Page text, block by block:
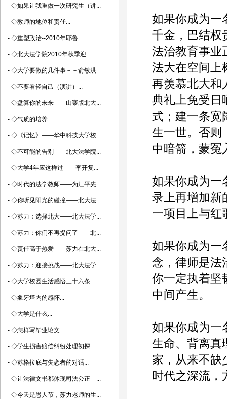
如果你成为一
千金，巴结权
法治教育事业
法大在空间上
再羡慕北大和
典礼上免受日
式；建一条宽
生一世。否则
中暗箭，蒙冤
如果你成为一
录上再增加新
一项目上与红
如果你成为一
念，律师是法
你一定执着坚
中间产生。
如果你成为一
生命、背离真
家，从来不缺
时代之深流，
- ◇如果让我重做一次研究生（讲...
- ◇教师的地位和责任...
- ◇重塑政治--2010年耶鲁...
- ◇北大法学院2010年秋季迎...
- ◇大学要做的几件事－－俞敏洪...
- ◇不要看轻自己（演讲）...
- ◇盘算你的未来——山寨版北大...
- ◇气质的培养...
- ◇《记忆》——华中科技大学校...
- ◇不可能的告别——北大法学院...
- ◇大学4年应这样过——李开复...
- ◇时代的法学教师——为江平先...
- ◇你听见阳光的碰撞——北大法...
- ◇苏力：选择北大——北大法学...
- ◇苏力：你们不再提问了——北...
- ◇责任高于热爱——苏力在北大...
- ◇苏力：迎接挑战——北大法学...
- ◇大学校园生活感悟三十六条...
- ◇象牙塔内的感怀...
- ◇大学是什么...
- ◇怎样写毕业论文...
- ◇学生损害赔偿纠纷处理初探...
- ◇苏格拉底与失恋者的对话...
- ◇让法律文书都体现司法公正—...
- ◇今天是愚人节，苏力老师的生...